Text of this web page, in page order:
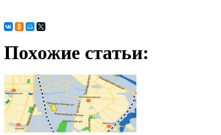
Похожие статьи: